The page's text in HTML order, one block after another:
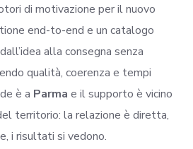
di motivazione per il nuovo
end-to-end e un catalogo
alla consegna senza
qualità, coerenza e tempi
è a Parma e il supporto è vicino
territorio: la relazione è diretta,
i risultati si vedono.